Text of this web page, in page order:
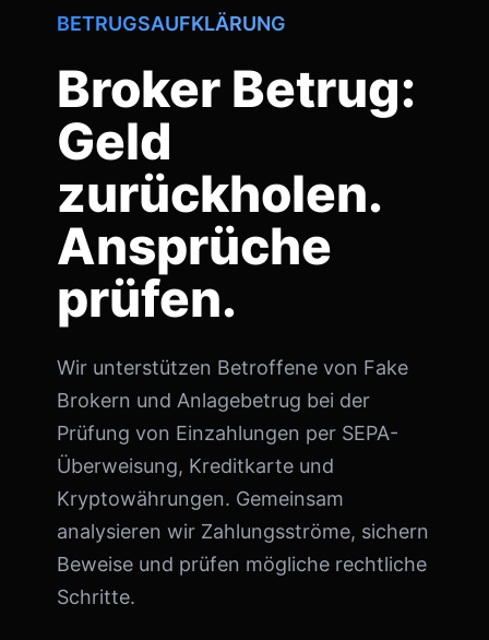
BETRUGSAUFKLÄRUNG
Broker Betrug:
Geld
zurückholen.
Ansprüche
prüfen.
Wir unterstützen Betroffene von Fake
Brokern und Anlagebetrug bei der
Prüfung von Einzahlungen per SEPA-
Überweisung, Kreditkarte und
Kryptowährungen. Gemeinsam
analysieren wir Zahlungsströme, sichern
Beweise und prüfen mögliche rechtliche
Schritte.